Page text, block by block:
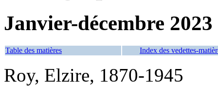
Janvier-décembre 2023
Table des matières Index des vedettes-
Roy, Elzire, 1870-1945